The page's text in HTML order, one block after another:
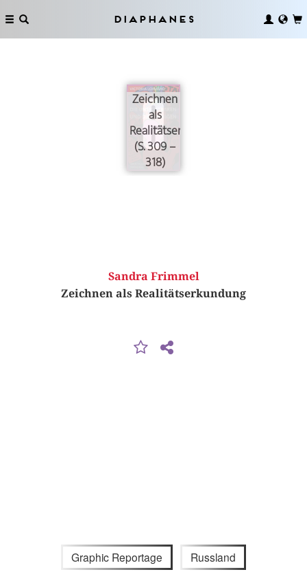
Diaphanes
Zeichnen
als
Realitätserkundung
(S. 309 –
318)
Sandra Frimmel
Zeichnen als Realitätserkundung
Graphic Reportage Russland